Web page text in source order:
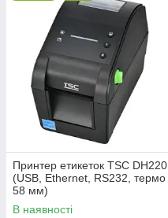
Принтер етикеток TSC DH220
(USB, Ethernet, RS232, термо
58 мм)
В наявності